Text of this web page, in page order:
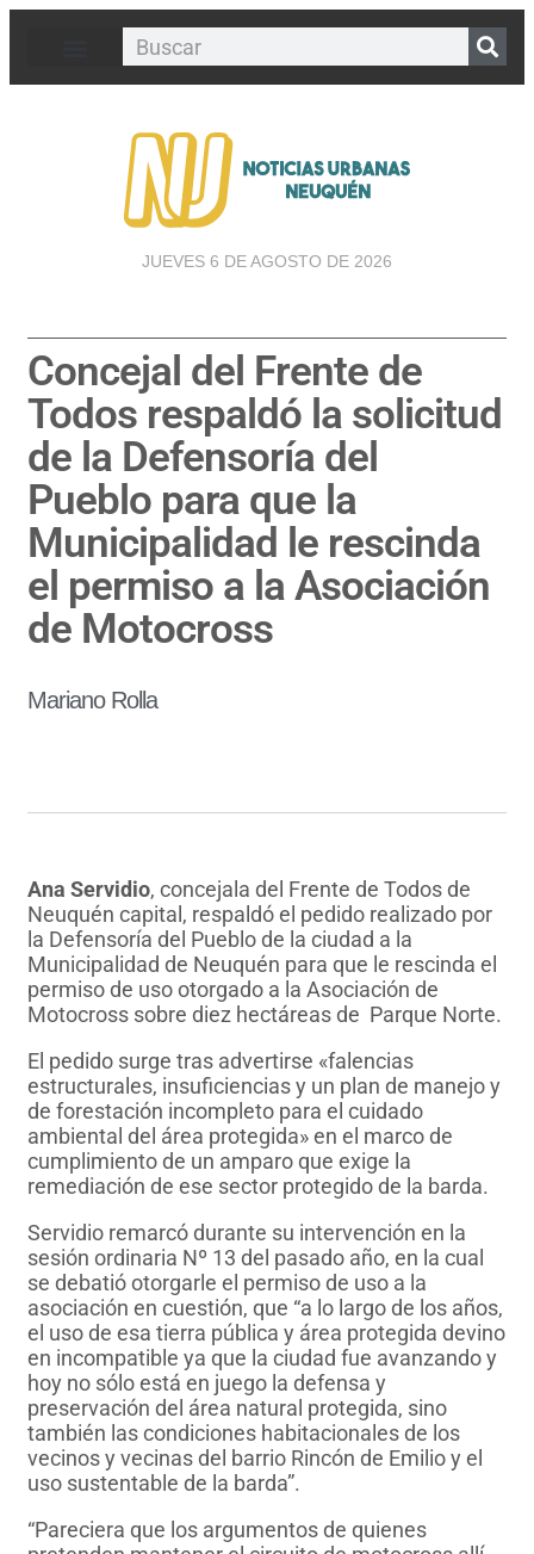
JUEVES 6 DE AGOSTO DE 2026
Concejal del Frente de
Todos respaldó la solicitud
de la Defensoría del
Pueblo para que la
Municipalidad le rescinda
el permiso a la Asociación
de Motocross
Mariano Rolla
Ana Servidio, concejala del Frente de Todos de
Neuquén capital, respaldó el pedido realizado por
la Defensoría del Pueblo de la ciudad a la
Municipalidad de Neuquén para que le rescinda el
permiso de uso otorgado a la Asociación de
Motocross sobre diez hectáreas de Parque Norte.
El pedido surge tras advertirse «falencias
estructurales, insuficiencias y un plan de manejo y
de forestación incompleto para el cuidado
ambiental del área protegida» en el marco de
cumplimiento de un amparo que exige la
remediación de ese sector protegido de la barda.
Servidio remarcó durante su intervención en la
sesión ordinaria Nº 13 del pasado año, en la cual
se debatió otorgarle el permiso de uso a la
asociación en cuestión, que “a lo largo de los años,
el uso de esa tierra pública y área protegida devino
en incompatible ya que la ciudad fue avanzando y
hoy no sólo está en juego la defensa y
preservación del área natural protegida, sino
también las condiciones habitacionales de los
vecinos y vecinas del barrio Rincón de Emilio y el
uso sustentable de la barda”.
“Pareciera que los argumentos de quienes